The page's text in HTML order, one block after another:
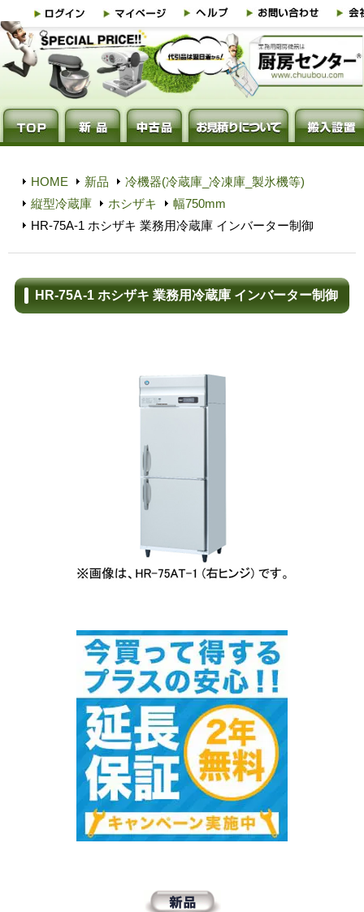
HOME 新品
冷機器(冷蔵庫_冷凍庫_製氷機等)
縦型冷蔵庫
ホシザキ
幅750mm
HR-75A-1 ホシザキ 業務用冷蔵庫 インバーター制御
HR-75A-1 ホシザキ 業務用冷蔵庫 インバーター制御